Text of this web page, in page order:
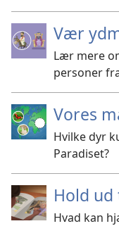
Vær
Lær mere
personer
Vores
Hvilke dyr
Paradiset?
Hold
Hvad kan